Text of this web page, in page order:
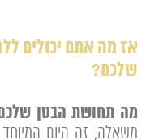
אז מה אתם יכולים
שלכם?
מה תחושת הבטן
משאלה, זה היום